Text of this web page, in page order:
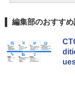
編集部のおすす